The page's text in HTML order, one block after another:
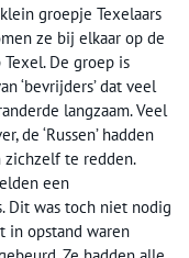
groepje Texelaars
ze bij elkaar op de
De groep is
‘bevrijders’ dat veel
langzaam. Veel
de ‘Russen’ hadden
zichzelf te redden.
een
Dit was toch niet nodig
in opstand waren